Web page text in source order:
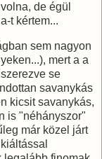
de égül
t kértem...
sem nagyon
mert a a
se
savanykás
kicsit savanykás,
is "néhányszor"
már közel járt